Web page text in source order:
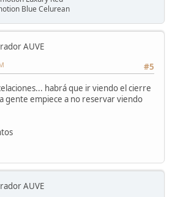
Blue Celurean
AUVE
#5
habrá que ir viendo el cierre
gente empiece a no reservar viendo
AUVE